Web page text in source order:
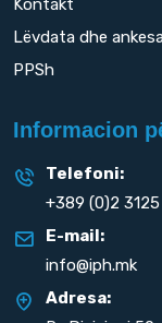
Kontakt
Lëvdata dhe
PPSh
Informacion
Telefoni:
+389 (0)2
E-mail:
info@iph.mk
Adresa: